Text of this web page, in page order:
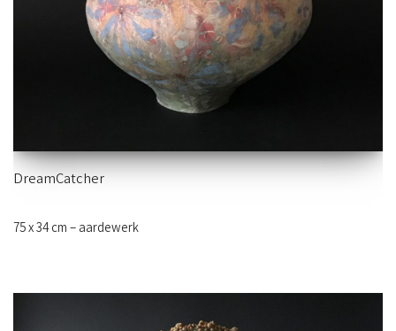
DreamCatcher
75 x 34 cm – aardewerk